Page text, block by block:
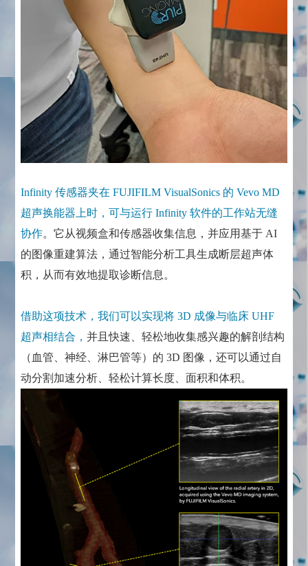
Infinity 传感器夹在 FUJIFILM VisualSonics 的 Vevo MD
超声换能器上时，可与运行 Infinity 软件的工作站无缝
协作。它从视频盒和传感器收集信息，并应用基于 AI
的图像重建算法，通过智能分析工具生成断层超声体
积，从而有效地提取诊断信息。
借助这项技术，我们可以实现将 3D 成像与临床 UHF
超声相结合，并且快速、轻松地收集感兴趣的解剖结构
（血管、神经、淋巴管等）的 3D 图像，还可以通过自
动分割加速分析、轻松计算长度、面积和体积。